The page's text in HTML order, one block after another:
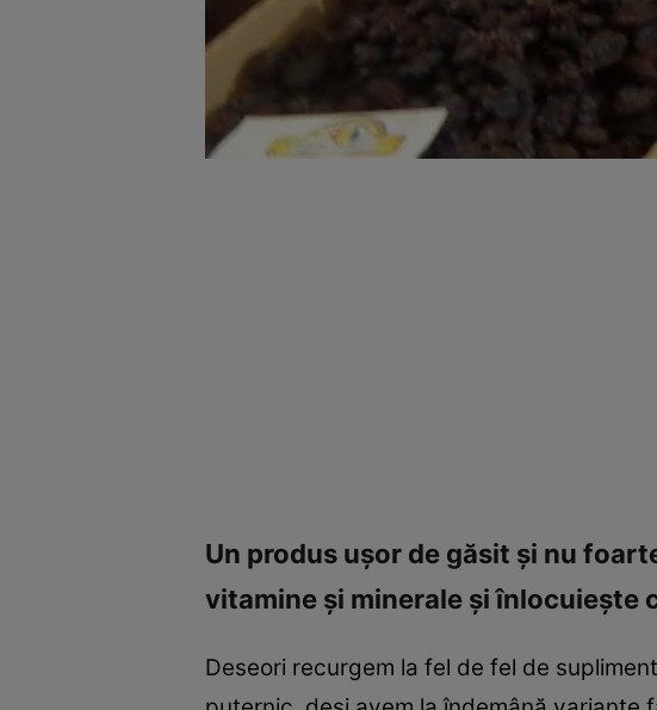
Un produs uşor de găsit şi nu
vitamine şi minerale şi înlocuieşte
Deseori recurgem la fel de fel de